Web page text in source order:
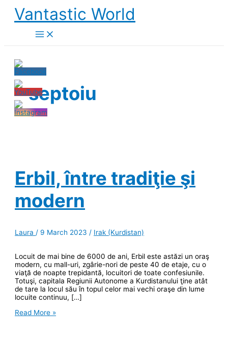
Skip
content
Vantastic World
septoiu
Erbil, între tradiţie şi
modern
Laura / 9 March 2023 / Irak (Kurdistan)
Locuit de mai bine de 6000 de ani, Erbil este astăzi un oraş
modern, cu mall-uri, zgârie-nori de peste 40 de etaje, cu o
viaţă de noapte trepidantă, locuitori de toate confesiunile.
Totuşi, capitala Regiunii Autonome a Kurdistanului ţine atât
de tare la locul său în topul celor mai vechi oraşe din lume
locuite continuu, […]
Erbil,
Read More »